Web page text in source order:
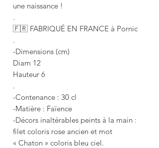
une naissance !
.
🇫🇷 FABRIQUÉ EN FRANCE à Pornic
.
-Dimensions (cm)
Diam 12
Hauteur 6
.
-Contenance : 30 cl
-Matière : Faïence
-Décors inaltérables peints à la main :
filet coloris rose ancien et mot
« Chaton » coloris bleu ciel.